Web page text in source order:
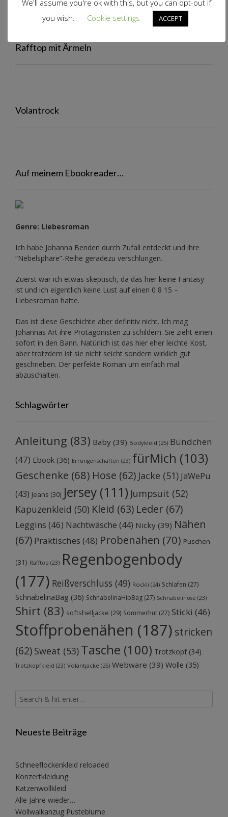
Rafftop mit Ärmeln
Volantrock
Auf meinem Ebookreader…
Genre: Liebesroman
Ich habe Johanna Benden durch Zufall entdeckt und ihre
“Nebelsphäre”-Reihe geradezu verschlungen.
Zuerst war ich etwas skeptisch, da das hier keine Fantasy
ist und ich eigentlich keine Lust auf einen 0 8 15 –
Liebesroman hatte.
Das ist diese Geschichte aber definitiv nicht. Ich mag
Johannas Art ihre Protagonisten zu schildern. Sie zieht einen
sofort in den Bann. Natürlich ist das hier eher leichte Kost,
aber trotzdem ist sie nicht seicht sondern wirklich gut
geschrieben. Der perfekte Roman um einfach mal
abzuschalten.
Schlagwörter
Anleitung (83) Baby (39) Bodykleid (25) Bündchen
(47) Ebook (36) Errungenschaften (23) fürMich (103)
Geschenke (68) Hose (62) Jacke (51) JaWePu
(43) Jeans (30) Jersey (111) Jumpsuit (52)
Kapuzenkleid (50) Kleid (63) Leder (67)
Leggins (46) Nachtwäsche (44) Nicky (39) Nähen
(67) Praktisches (48) Probenähen (70) Puschen
(31) Rafftop (23) Regenbogenbody
(177) Reißverschluss (49) Röckli (24) Schlafen (27)
SchnabelinaBag (36) SchnabelinaHipBag (27) Schnabelinose (23)
Shirt (83) softshelljacke (29) Sommerhut (27) Sticki (46)
Stoffprobenähen (187) stricken
(62) Sweat (53) Tasche (100) Trotzkopf(34)
Trotzkopfkleid (23) Volantjacke (25) Webware (39) Wolle (35)
Neueste Beiträge
Schneeflockenkleid reloaded
Konzertkleidung
Katzenwollkleid
Alle Jahre wieder…
Wollwalkanzug Pusteblume
We'll assume you're ok with this, but you can opt-out if
you wish.
Cookie settings ACCEPT